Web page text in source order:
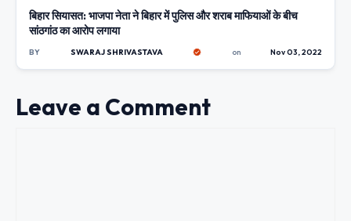
बिहार सियासत: भाजपा नेता ने बिहार में पुलिस और शराब माफियाओं के बीच
सांठगांठ का आरोप लगाया
BY SWARAJ SHRIVASTAVA on Nov 03, 2022
Leave a Comment